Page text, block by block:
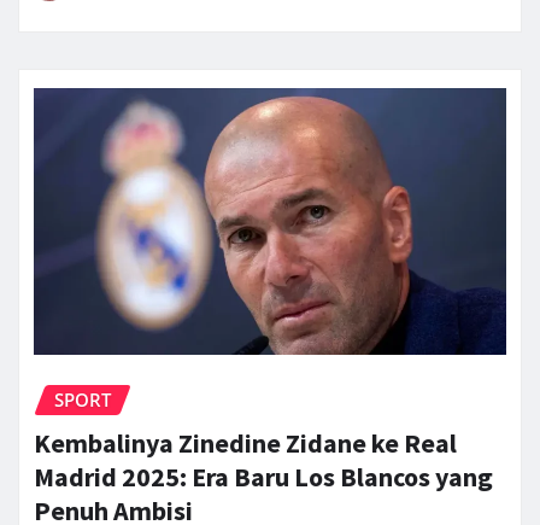
SPORT
Kembalinya Zinedine Zidane ke Real
Madrid 2025: Era Baru Los Blancos yang
Penuh Ambisi